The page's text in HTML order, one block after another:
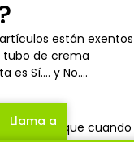
están exentos
tubo de crema
es Sí…. y No….
es que cuando
Llama a